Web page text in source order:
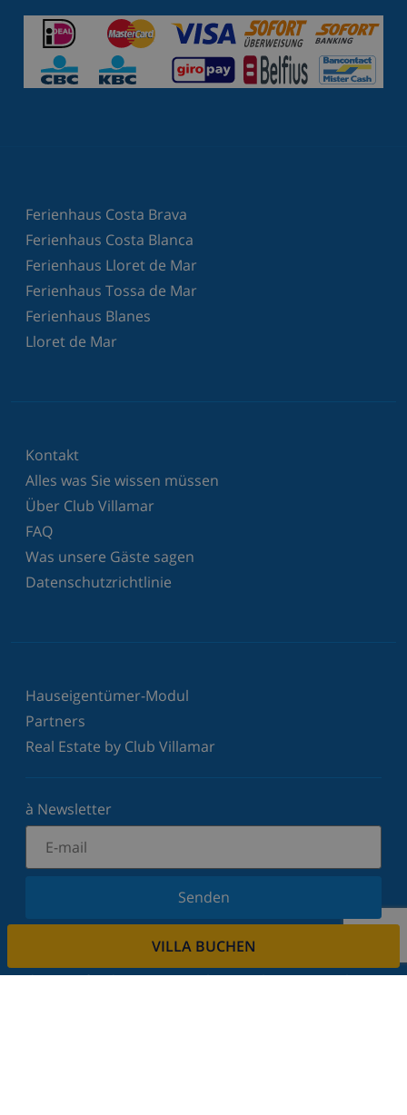
VILLA BUCHEN
Ferienhaus Costa Brava
Ferienhaus Costa Blanca
Ferienhaus Lloret de Mar
Ferienhaus Tossa de Mar
Ferienhaus Blanes
Lloret de Mar
Kontakt
Alles was Sie wissen müssen
Über Club Villamar
FAQ
Was unsere Gäste sagen
Datenschutzrichtlinie
Hauseigentümer-Modul
Partners
Real Estate by Club Villamar
à Newsletter
Senden
Melden Sie sich für unseren Newsletter an und
dem Laufenden. Wir respektieren Ihre Privatsphäre.